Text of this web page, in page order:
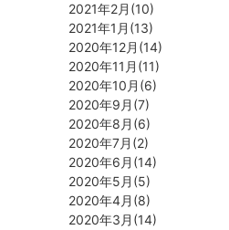
2021年2月(10)
2021年1月(13)
2020年12月(14)
2020年11月(11)
2020年10月(6)
2020年9月(7)
2020年8月(6)
2020年7月(2)
2020年6月(14)
2020年5月(5)
2020年4月(8)
2020年3月(14)